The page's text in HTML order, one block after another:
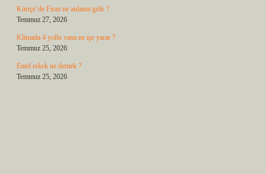
Kürtçe’de Firaz ne anlama gelir ?
Temmuz 27, 2026
Klimada 4 yollu vana ne işe yarar ?
Temmuz 25, 2026
Entel erkek ne demek ?
Temmuz 25, 2026